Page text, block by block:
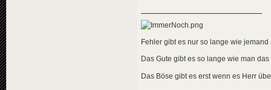
Fehler gibt es nur so lange wie jemand
Das Gute gibt es so lange wie man
Das Böse gibt es erst wenn es Herr